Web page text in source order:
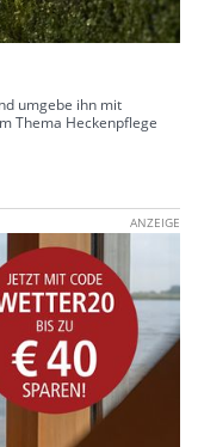
umgebe ihn mit
Thema Heckenpflege
ANZEIGE